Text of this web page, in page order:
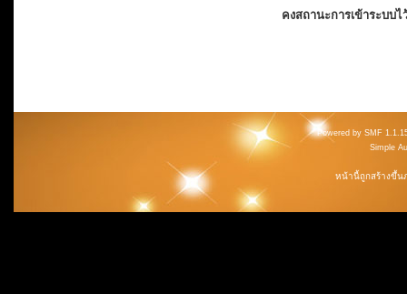
คงสถานะการเข้าระบบไ
Powered by SMF
Simple
หน้านี้ถูกสร้างขึ้น